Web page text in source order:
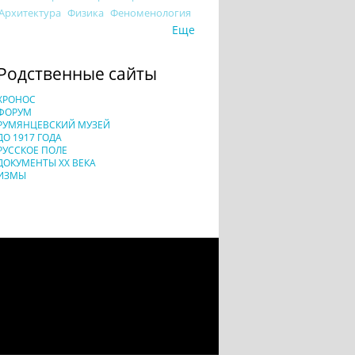
Физика Феноменология
Еще
сайты
МУЗЕЙ
1917 ГОДА
ПОЛЕ
XX ВЕКА